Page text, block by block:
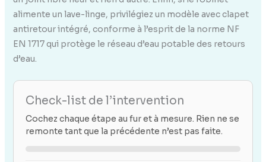
alimente un lave-linge, privilégiez un modèle avec clapet
antiretour intégré, conforme à l’esprit de la norme NF
EN 1717 qui protège le réseau d’eau potable des retours
d’eau.
Check-list de l’intervention
Cochez chaque étape au fur et à mesure. Rien ne se
remonte tant que la précédente n’est pas faite.